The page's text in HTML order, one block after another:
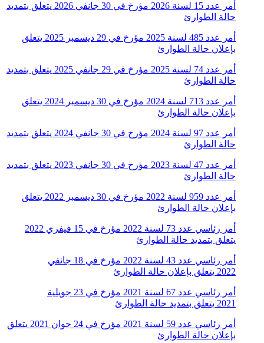
أمر عدد 15 لسنة 2026 مؤرخ في 30 جانفي 2026 يتعلق بتمديد
حالة الطوارئ
أمر عدد 485 لسنة 2025 مؤرخ في 29 ديسمبر 2025 يتعلق
بإعلان حالة الطوارئ
أمر عدد 74 لسنة 2025 مؤرخ في 29 جانفي 2025 يتعلق بتمديد
حالة الطوارئ
أمر عدد 713 لسنة 2024 مؤرخ في 30 ديسمبر 2024 يتعلق
بإعلان حالة الطوارئ
أمر عدد 97 لسنة 2024 مؤرخ في 30 جانفي 2024 يتعلق بتمديد
حالة الطوارئ
أمر عدد 47 لسنة 2023 مؤرخ في 30 جانفي 2023 يتعلق بتمديد
حالة الطوارئ
أمر عدد 959 لسنة 2022 مؤرخ في 30 ديسمبر 2022 يتعلق
بإعلان حالة الطوارئ
أمر رئاسي عدد 73 لسنة 2022 مؤرخ في 15 فيفري 2022
يتعلق بتمديد حالة الطوارئ
أمر رئاسي عدد 43 لسنة 2022 مؤرخ في 18 جانفي
2022 يتعلق بإعلان حالة الطوارئ
أمر رئاسي عدد 67 لسنة 2021 مؤرخ في 23 جويلية
2021 يتعلق بتمديد حالة الطوارئ
أمر رئاسي عدد 59 لسنة 2021 مؤرخ في 24 جوان 2021 يتعلق
بإعلان حالة الطوارئ